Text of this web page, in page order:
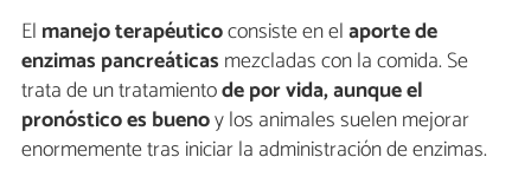
El manejo terapéuticoconsiste en elaporte de
enzimas pancreáticas mezcladas con la comida. Se
trata de un tratamientode por vida, aunque el
pronóstico es buenoy los animales suelen mejorar
enormemente tras iniciar la administración de enzimas.